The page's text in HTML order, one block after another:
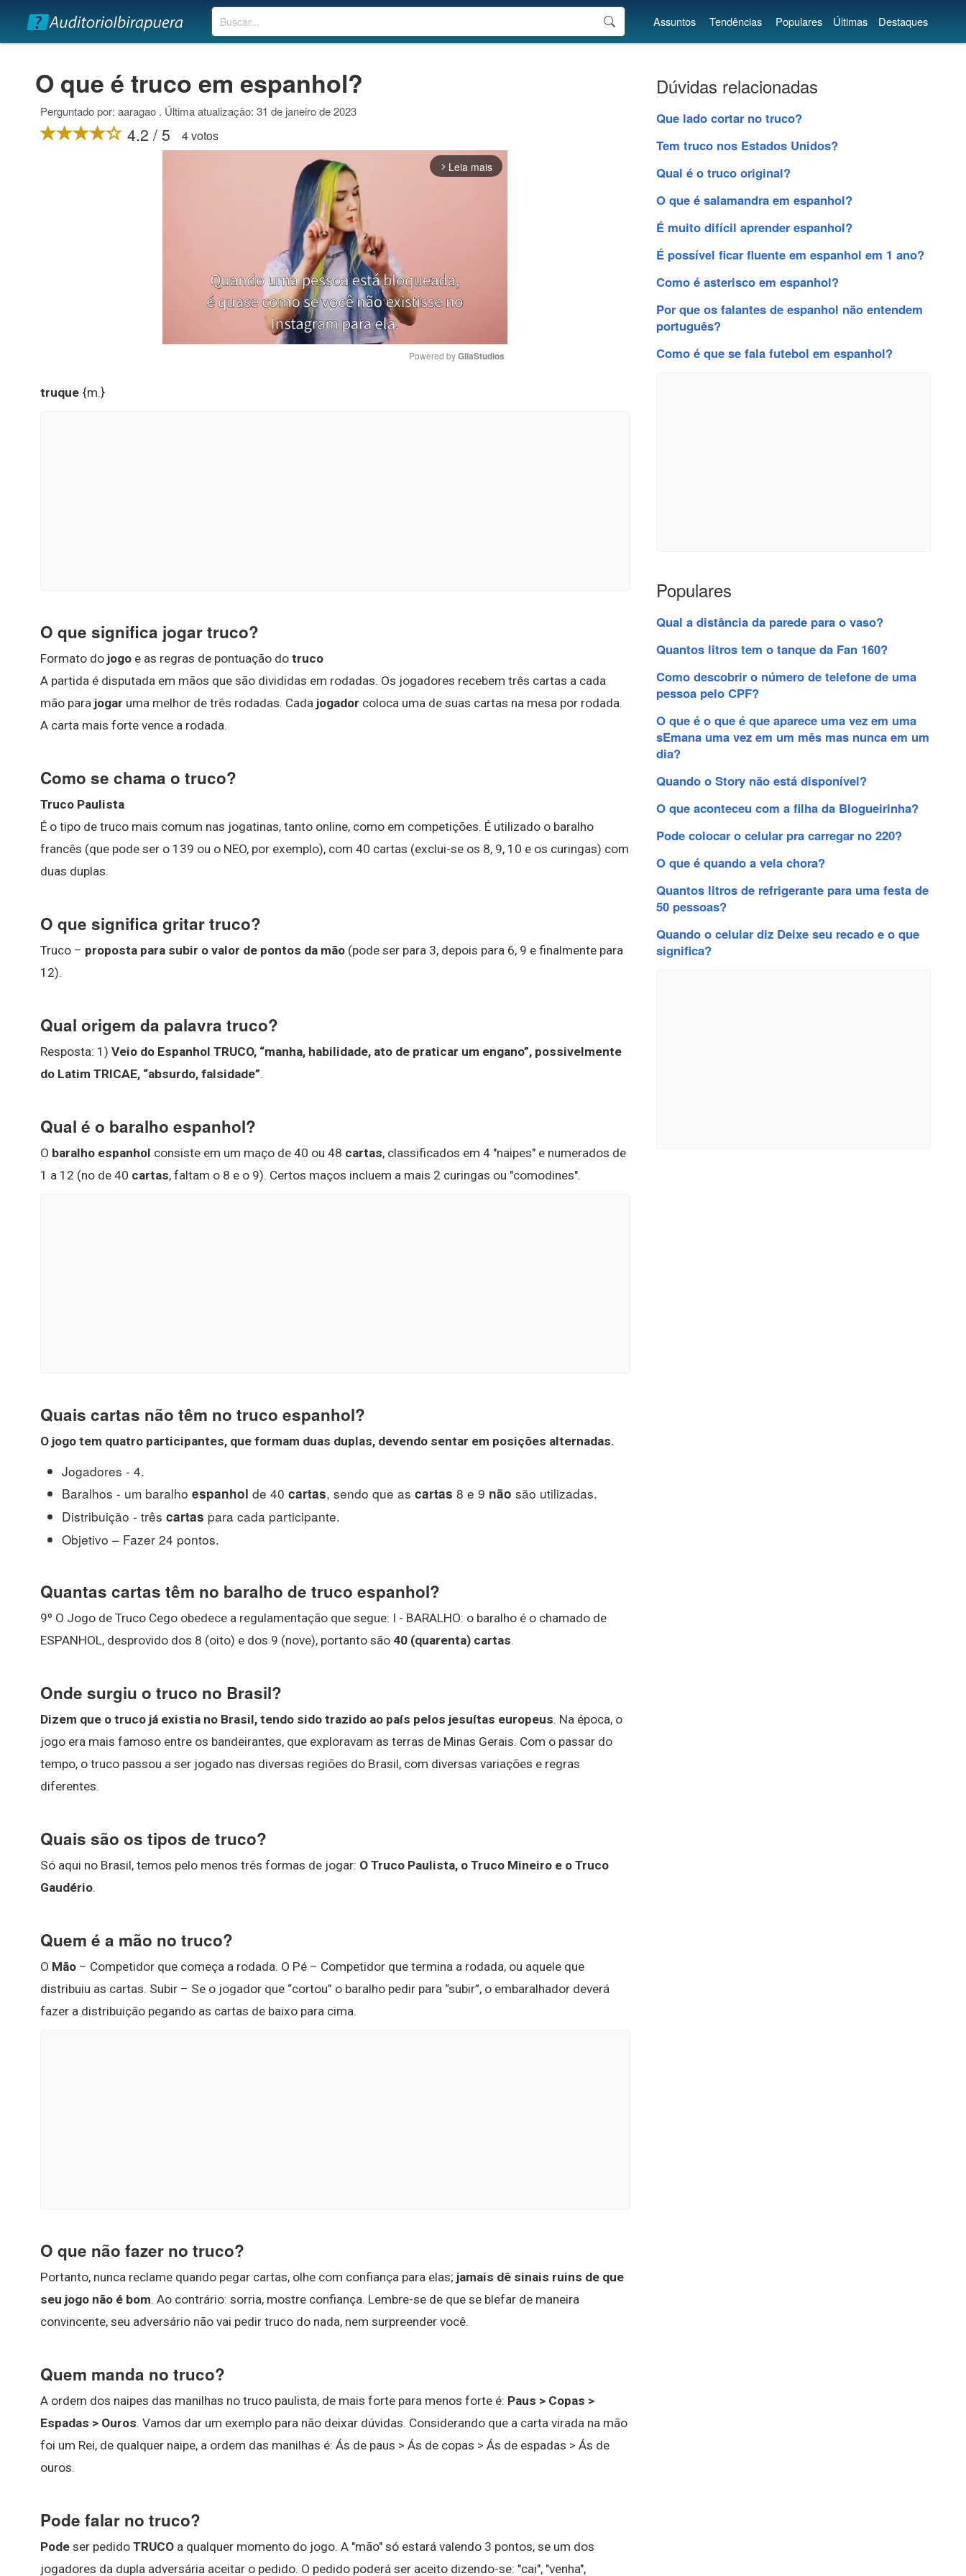
Buscar Assuntos Tendências Populares Últimas Destaques
O que é truco em espanhol?
Perguntado por: aaragao . Última atualização: 31 de janeiro de 2023
4.2 / 5 4 votos
arrow_forward_ios Leia mais
Powered by GliaStudios
truque {m.}
O que significa jogar truco?
Formato do jogo e as regras de pontuação do truco
A partida é disputada em mãos que são divididas em rodadas. Os jogadores recebem três cartas a cada
mão para jogar uma melhor de três rodadas. Cada jogador coloca uma de suas cartas na mesa por rodada.
A carta mais forte vence a rodada.
Como se chama o truco?
Truco Paulista
É o tipo de truco mais comum nas jogatinas, tanto online, como em competições. É utilizado o baralho
francês (que pode ser o 139 ou o NEO, por exemplo), com 40 cartas (exclui-se os 8, 9, 10 e os curingas) com
duas duplas.
O que significa gritar truco?
Truco – proposta para subir o valor de pontos da mão (pode ser para 3, depois para 6, 9 e finalmente para
12).
Qual origem da palavra truco?
Resposta: 1) Veio do Espanhol TRUCO, “manha, habilidade, ato de praticar um engano”, possivelmente
do Latim TRICAE, “absurdo, falsidade”.
Qual é o baralho espanhol?
O baralho espanhol consiste em um maço de 40 ou 48 cartas, classificados em 4 "naipes" e numerados de
1 a 12 (no de 40 cartas, faltam o 8 e o 9). Certos maços incluem a mais 2 curingas ou "comodines".
Quais cartas não têm no truco espanhol?
O jogo tem quatro participantes, que formam duas duplas, devendo sentar em posições alternadas.
Jogadores - 4.
Baralhos - um baralho espanhol de 40 cartas, sendo que as cartas 8 e 9 não são utilizadas.
Distribuição - três cartas para cada participante.
Objetivo – Fazer 24 pontos.
Quantas cartas têm no baralho de truco espanhol?
9º O Jogo de Truco Cego obedece a regulamentação que segue: I - BARALHO: o baralho é o chamado de
ESPANHOL, desprovido dos 8 (oito) e dos 9 (nove), portanto são 40 (quarenta) cartas.
Onde surgiu o truco no Brasil?
Dizem que o truco já existia no Brasil, tendo sido trazido ao país pelos jesuítas europeus. Na época, o
jogo era mais famoso entre os bandeirantes, que exploravam as terras de Minas Gerais. Com o passar do
tempo, o truco passou a ser jogado nas diversas regiões do Brasil, com diversas variações e regras
diferentes.
Quais são os tipos de truco?
Só aqui no Brasil, temos pelo menos três formas de jogar: O Truco Paulista, o Truco Mineiro e o Truco
Gaudério.
Quem é a mão no truco?
O Mão – Competidor que começa a rodada. O Pé – Competidor que termina a rodada, ou aquele que
distribuiu as cartas. Subir – Se o jogador que “cortou” o baralho pedir para “subir”, o embaralhador deverá
fazer a distribuição pegando as cartas de baixo para cima.
O que não fazer no truco?
Portanto, nunca reclame quando pegar cartas, olhe com confiança para elas; jamais dê sinais ruins de que
seu jogo não é bom. Ao contrário: sorria, mostre confiança. Lembre-se de que se blefar de maneira
convincente, seu adversário não vai pedir truco do nada, nem surpreender você.
Quem manda no truco?
A ordem dos naipes das manilhas no truco paulista, de mais forte para menos forte é: Paus > Copas >
Espadas > Ouros. Vamos dar um exemplo para não deixar dúvidas. Considerando que a carta virada na mão
foi um Rei, de qualquer naipe, a ordem das manilhas é: Ás de paus > Ás de copas > Ás de espadas > Ás de
ouros.
Pode falar no truco?
Pode ser pedido TRUCO a qualquer momento do jogo. A "mão" só estará valendo 3 pontos, se um dos
jogadores da dupla adversária aceitar o pedido. O pedido poderá ser aceito dizendo-se: "cai", "venha",
Dúvidas relacionadas
Que lado cortar no truco?
Tem truco nos Estados Unidos?
Qual é o truco original?
O que é salamandra em espanhol?
É muito difícil aprender espanhol?
É possível ficar fluente em espanhol em 1 ano?
Como é asterisco em espanhol?
Por que os falantes de espanhol não entendem
português?
Como é que se fala futebol em espanhol?
Populares
Qual a distância da parede para o vaso?
Quantos litros tem o tanque da Fan 160?
Como descobrir o número de telefone de uma
pessoa pelo CPF?
O que é o que é que aparece uma vez em uma
sEmana uma vez em um mês mas nunca em um
dia?
Quando o Story não está disponível?
O que aconteceu com a filha da Blogueirinha?
Pode colocar o celular pra carregar no 220?
O que é quando a vela chora?
Quantos litros de refrigerante para uma festa de
50 pessoas?
Quando o celular diz Deixe seu recado e o que
significa?